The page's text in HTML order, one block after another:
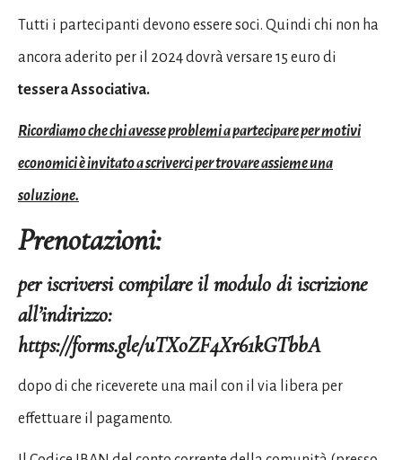
Tutti i partecipanti devono essere soci. Quindi chi non ha
ancora aderito per il 2024 dovrà versare 15 euro di
tessera Associativa.
Ricordiamo che chi avesse problemi a partecipare per motivi
economici è invitato a scriverci per trovare assieme una
soluzione.
Prenotazioni:
per iscriversi compilare il modulo di iscrizione
all’indirizzo:
https://forms.gle/uTXoZF4Xr61kGTbbA
dopo di che riceverete una mail con il via libera per
effettuare il pagamento.